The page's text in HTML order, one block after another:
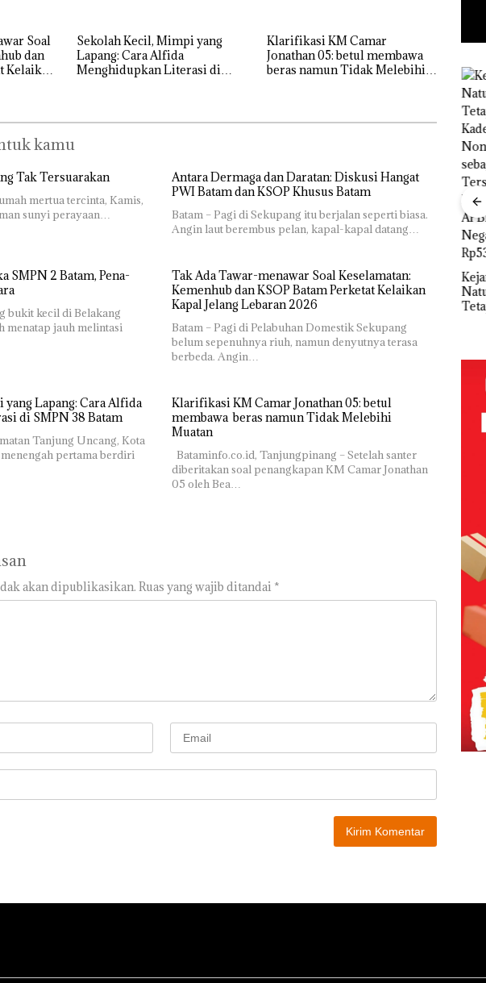
Soal
dan
Kelaikan
Sekolah Kecil, Mimpi yang
Lapang: Cara Alfida
Menghidupkan Literasi di
Klarifikasi KM Camar
Jonathan 05: betul membawa
beras namun Tidak Melebihi
kamu
Tak Tersuarakan
mertua tercinta, Kamis,
sunyi perayaan…
Antara Dermaga dan Daratan: Diskusi Hangat
PWI Batam dan KSOP Khusus Batam
Batam – Pagi di Sekupang itu berjalan seperti biasa.
Angin laut berembus pelan, kapal-kapal datang…
SMPN 2 Batam, Pena-
bukit kecil di Belakang
menatap jauh melintasi
Tak Ada Tawar-menawar Soal Keselamatan:
Kemenhub dan KSOP Batam Perketat Kelaikan
Kapal Jelang Lebaran 2026
Batam – Pagi di Pelabuhan Domestik Sekupang
belum sepenuhnya riuh, namun denyutnya terasa
berbeda. Angin…
Lapang: Cara Alfida
di SMPN 38 Batam
Tanjung Uncang, Kota
menengah pertama berdiri
Klarifikasi KM Camar Jonathan 05: betul
membawa beras namun Tidak Melebihi
Muatan
Bataminfo.co.id, Tanjungpinang – Setelah santer
diberitakan soal penangkapan KM Camar Jonathan
05 oleh Bea…
akan dipublikasikan. Ruas yang wajib ditandai *
di BP
Pidana,
Polsek
Anak Dibawa
Tanpa Izin:
Murni
Sengketa
Hak Asuh!
“Double
Winner”,
Melesat
Kibarkan
Merah Putih
Dua Kali di
Thailand
Dekan FIKP
Laut di Kepri
Harus
Dibuktikan
Secara
Ilmiah,
Sampai
Bertentangan
dengan
Konservasi
Kejari
Natuna
Kades Selaut
Nonaktif
sebagai
Negara Rugi
Rp533 Juta
n